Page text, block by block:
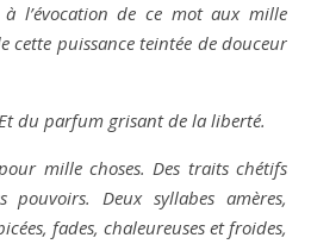
l’évocation de ce mot aux mille
cette puissance teintée de douceur
du parfum grisant de la liberté.
mille choses. Des traits chétifs
Deux syllabes amères,
fades, chaleureuses et froides,